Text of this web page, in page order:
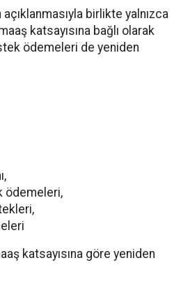
birlikte yalnızca
katsayısına bağlı olarak
ödemeleri de yeniden
ödemeleri,
katsayısına göre yeniden